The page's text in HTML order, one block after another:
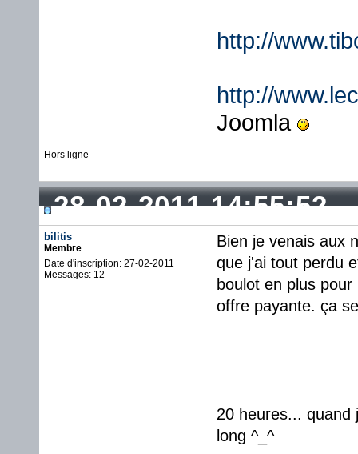
http://
http://
Joomla
Hors ligne
28-02-2011 14:55:52
bilitis
Membre
Date d'inscription: 27-02-2011
Messages: 12
Bien je venais aux
que j'ai tout perdu
boulot en plus
offre payante. ça
20 heures... quand
long ^_^